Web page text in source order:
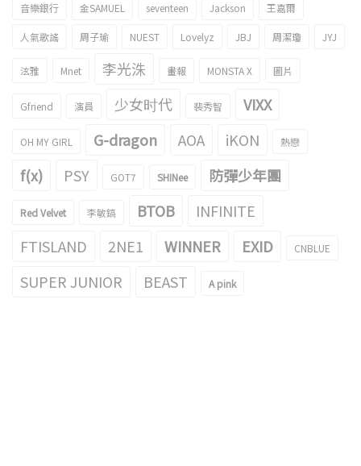
音樂銀行 金SAMUEL seventeen Jackson 王嘉爾
人氣歌謠 周子瑜 NUEST Lovelyz JBJ 周潔瓊 JYJ
泫雅 Mnet 李光洙 畫報 MONSTA X 圖片
Gfriend 演員 少女时代 裴秀智 VIXX
OH MY GIRL G-dragon AOA iKON 熱戀
f(x) PSY GOT7 SHINee 防彈少年團
Red Velvet 李敏鎬 BTOB
INFINITE
FTISLAND
2NE1 WINNER EXID CNBLUE
SUPER JUNIOR BEAST A pink